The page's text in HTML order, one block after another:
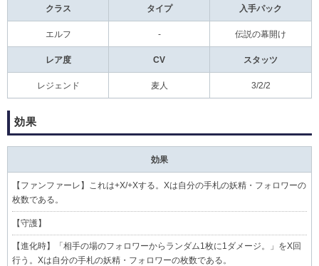
クラス タイプ 入手パック
エルフ - 伝説の幕開け
レア度 CV スタッツ
レジェンド 麦人 3/2/2
効果
効果
【 ファンファーレ 】これは+X/+Xする。Xは自分の手札の妖精・フォロワーの
枚数である。
【守護】
【進化時】「相手の場のフォロワーからランダム1枚に1ダメージ。」をX回
行う。Xは自分の手札の妖精・フォロワーの枚数である。